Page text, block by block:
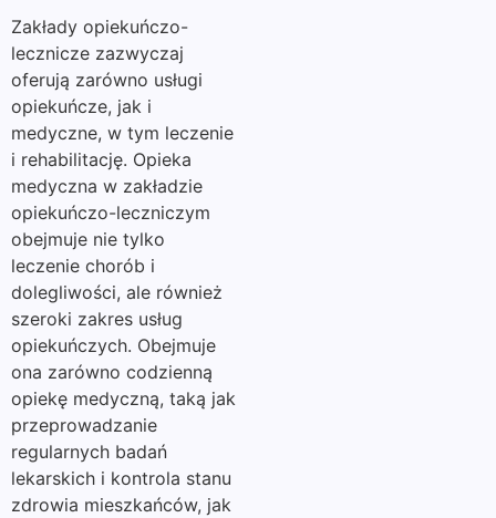
Zakłady opiekuńczo-
lecznicze zazwyczaj
oferują zarówno usługi
opiekuńcze, jak i
medyczne, w tym leczenie
i rehabilitację. Opieka
medyczna w zakładzie
opiekuńczo-leczniczym
obejmuje nie tylko
leczenie chorób i
dolegliwości, ale również
szeroki zakres usług
opiekuńczych. Obejmuje
ona zarówno codzienną
opiekę medyczną, taką jak
przeprowadzanie
regularnych badań
lekarskich i kontrola stanu
zdrowia mieszkańców, jak